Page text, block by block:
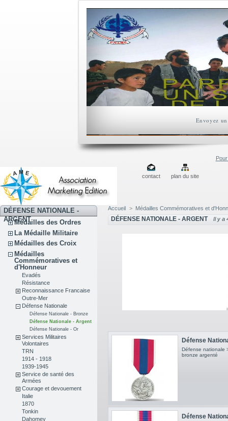
Envoyez
contact plan du site
DÉFENSE NATIONALE -
ARGENT
Médailles des Ordres
La Médaille Militaire
Médailles des Croix
Médailles
Commémoratives et
d'Honneur
Evadés
Résistance
Reconnaissance Francaise
Outre-Mer
Défense Nationale
Défense Nationale - Bronze
Défense Nationale - Argent
Défense Nationale - Or
Services Militaires
Volontaires
TRN
1914 - 1918
1939-1945
Service de santé des
Armées
Courage et devouement
Italie
1870
Tonkin
Dahomey
Accueil > Médailles Commémoratives et
DÉFENSE NATIONALE - ARGENT Il y a
Défense
Défense nationale
bronze argenté
Défense